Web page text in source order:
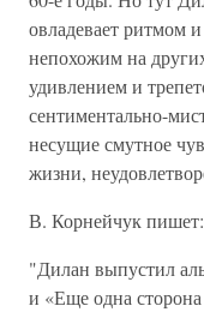
овладевает ритмом
непохожим на
удивлением и
сентиментально-
несущие смутное
жизни,
В. Корнейчук пишет:
"Дилан выпустил
и «Еще одна